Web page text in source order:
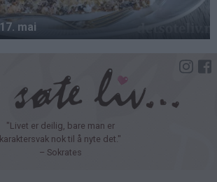
"Livet er deilig, bare man er
karaktersvak nok til å nyte det."
– Sokrates